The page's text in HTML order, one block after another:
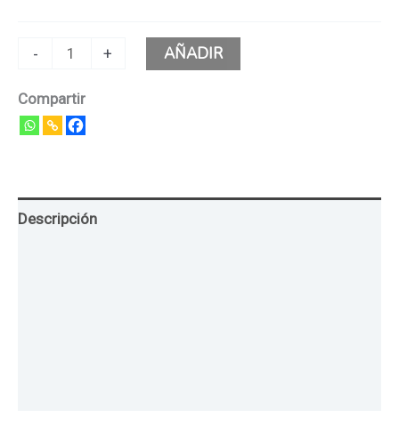
- + AÑADIR
Compartir
Descripción